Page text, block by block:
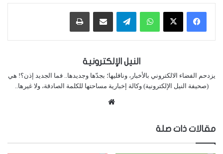
واتساب تيلقرام مشاركة عبر البريد طباعة
النيل الإلكترونية
يزدحم الفضاء الالكتروني بالأخبار، وناقليها؛ بجدّها وجديدها.. فما الجديد إذن؟! هي
(صحيفة النيل الإلكترونية) وكالة إخبارية مساحتها للكلمة الصادقة، ولا غيرها..
مقالات ذات صلة